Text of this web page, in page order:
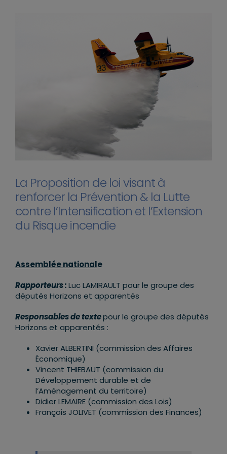
La Proposition de loi visant à
renforcer la Prévention & la Lutte
contre l’Intensification et l’Extension
du Risque incendie
Assemblée nationale
Rapporteurs :Luc LAMIRAULT pour le groupe des
députés Horizons et apparentés
Responsables de textepour le groupe des députés
Horizons et apparentés :
Xavier ALBERTINI (commission des Affaires
Économique)
Vincent THIEBAUT (commission du
Développement durable et de
l’Aménagement du territoire)
Didier LEMAIRE (commission des Lois)
François JOLIVET (commission des Finances)